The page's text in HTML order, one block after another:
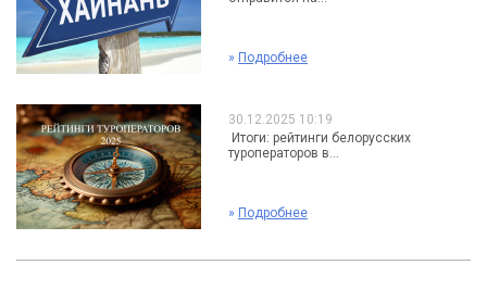
» Подробнее
30.12.2025 10:19
Итоги: рейтинги белорусских
туроператоров в...
» Подробнее